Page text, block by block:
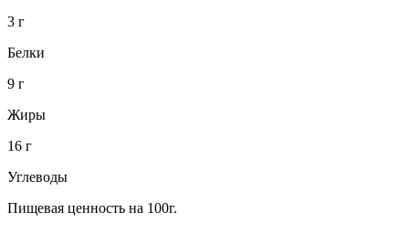
3 г
Белки
9 г
Жиры
16 г
Углеводы
Пищевая ценность на 100г.